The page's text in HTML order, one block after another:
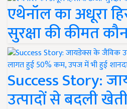
एथेनॉल का अधूरा
सुरक्षा की कीमत
Success Story:
उत्पादों से बदली